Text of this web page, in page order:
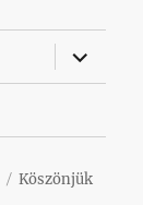
almenü
Köszönjük